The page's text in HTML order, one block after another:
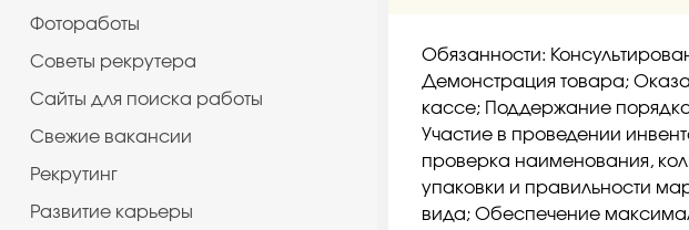
Фотоработы
Советы рекрутера
Сайты для поиска работы
Cвежие вакансии
Рекрутинг
Развитие карьеры
Обязанности:
Демонстрация товара;
кассе; Поддержание
Участие в проведении
проверка наименования,
упаковки и правильности
вида; Обеспечение